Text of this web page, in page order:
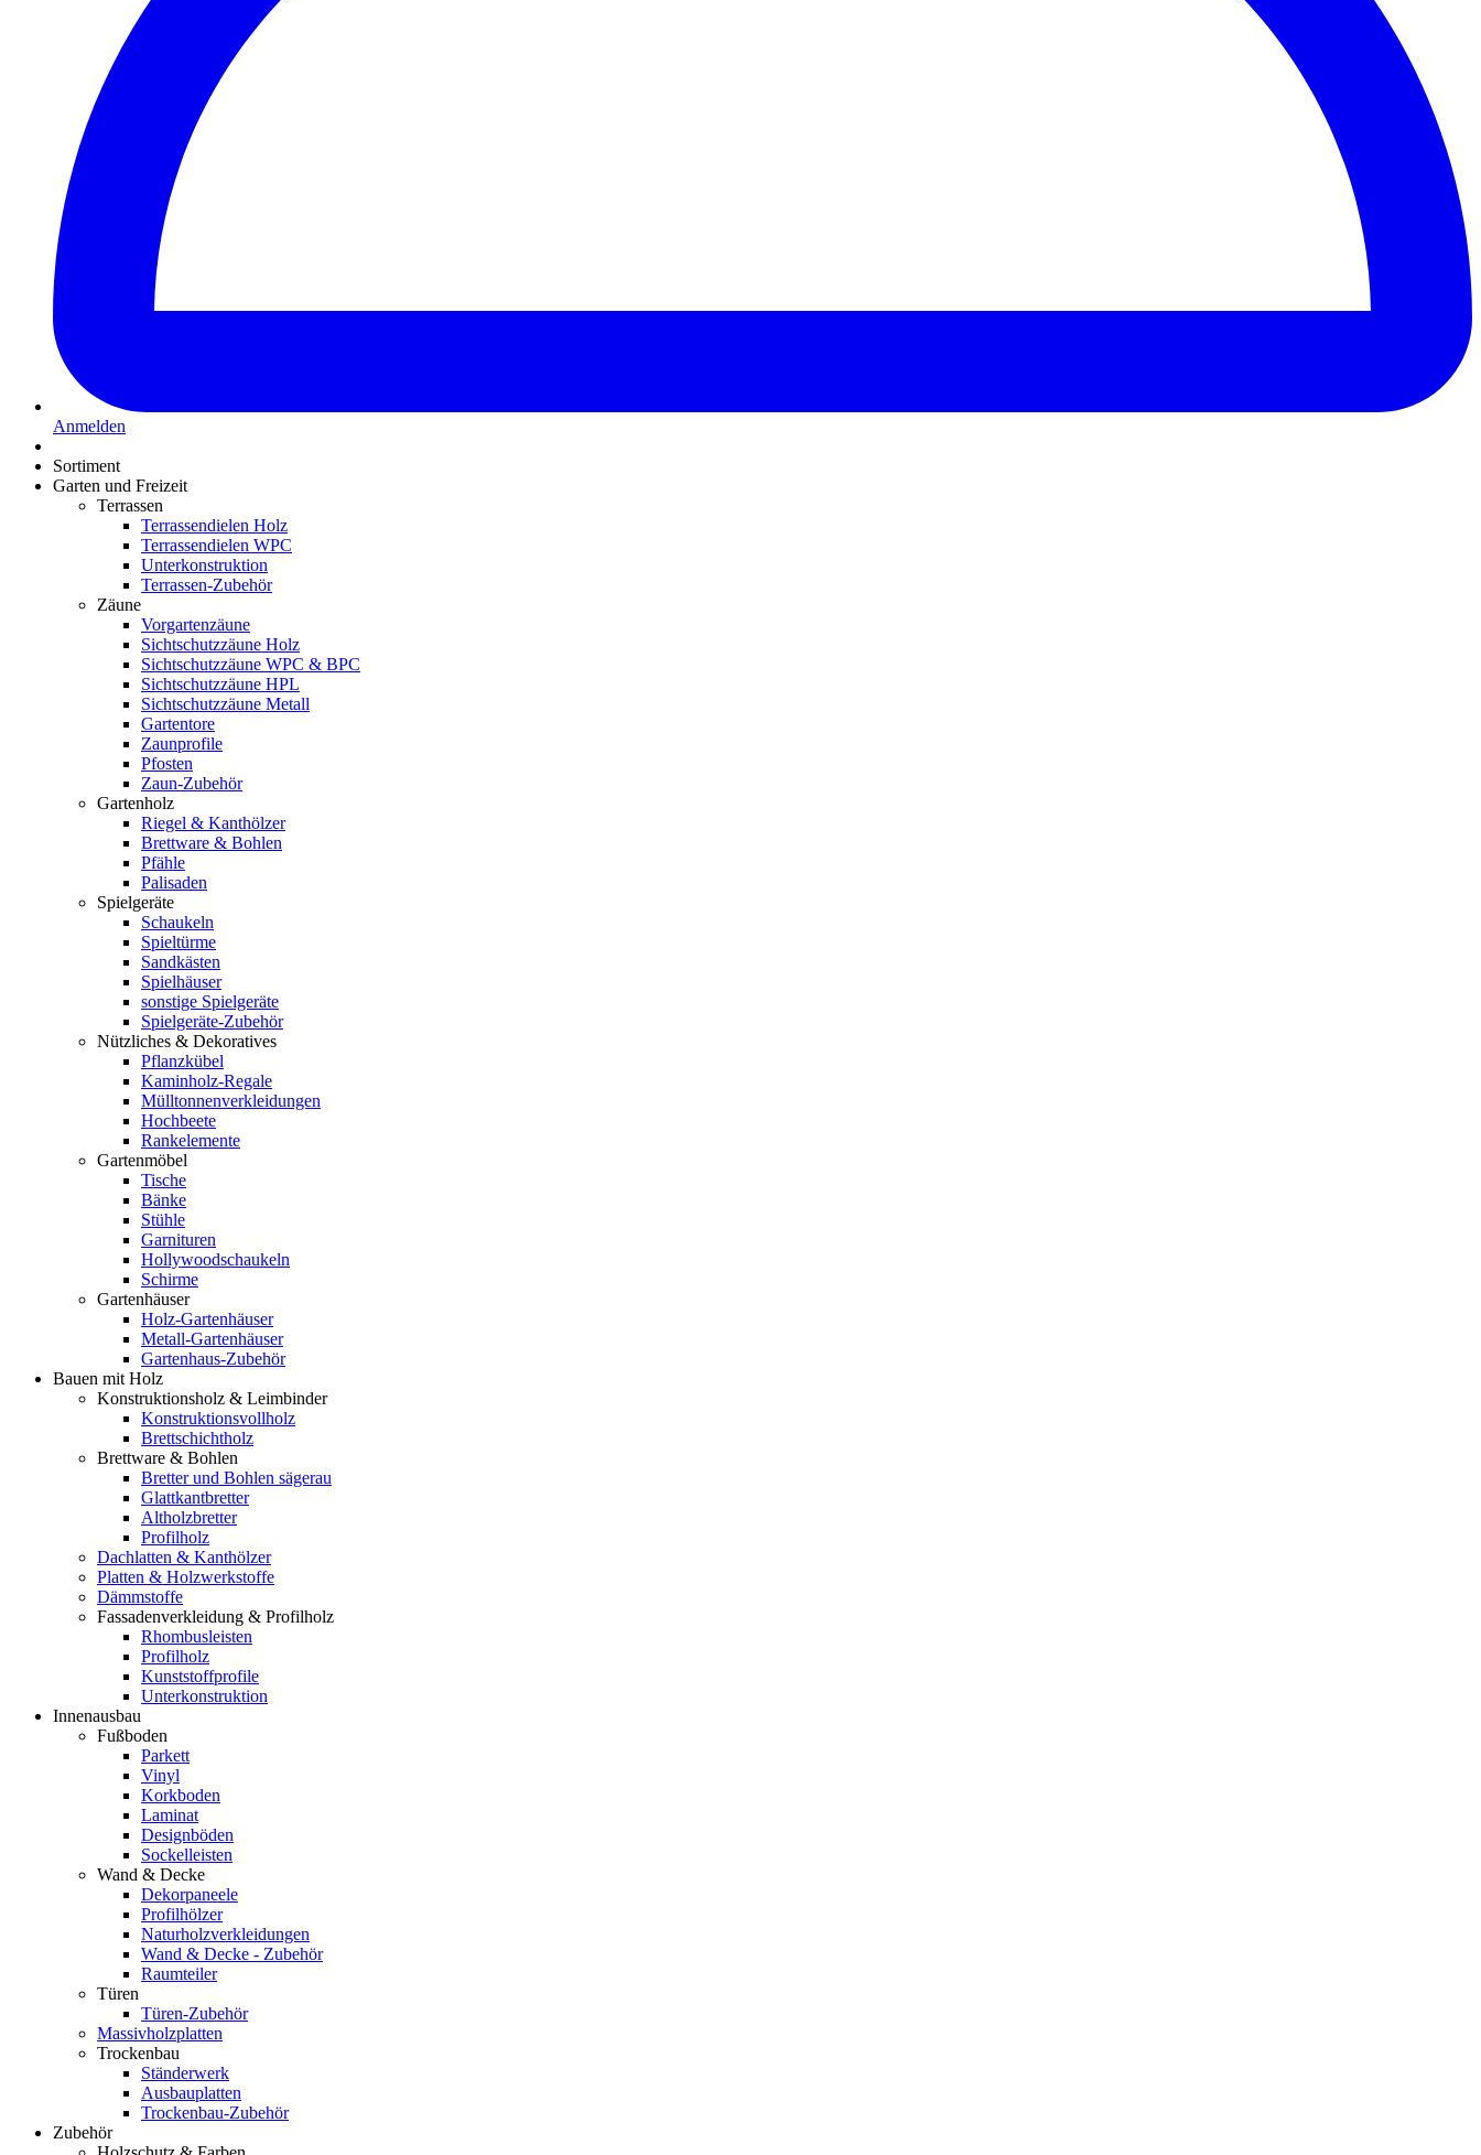
Anmelden
Sortiment
Garten und Freizeit
Terrassen
Terrassendielen Holz
Terrassendielen WPC
Unterkonstruktion
Terrassen-Zubehör
Zäune
Vorgartenzäune
Sichtschutzzäune Holz
Sichtschutzzäune WPC & BPC
Sichtschutzzäune HPL
Sichtschutzzäune Metall
Gartentore
Zaunprofile
Pfosten
Zaun-Zubehör
Gartenholz
Riegel & Kanthölzer
Brettware & Bohlen
Pfähle
Palisaden
Spielgeräte
Schaukeln
Spieltürme
Sandkästen
Spielhäuser
sonstige Spielgeräte
Spielgeräte-Zubehör
Nützliches & Dekoratives
Pflanzkübel
Kaminholz-Regale
Mülltonnenverkleidungen
Hochbeete
Rankelemente
Gartenmöbel
Tische
Bänke
Stühle
Garnituren
Hollywoodschaukeln
Schirme
Gartenhäuser
Holz-Gartenhäuser
Metall-Gartenhäuser
Gartenhaus-Zubehör
Bauen mit Holz
Konstruktionsholz & Leimbinder
Konstruktionsvollholz
Brettschichtholz
Brettware & Bohlen
Bretter und Bohlen sägerau
Glattkantbretter
Altholzbretter
Profilholz
Dachlatten & Kanthölzer
Platten & Holzwerkstoffe
Dämmstoffe
Fassadenverkleidung & Profilholz
Rhombusleisten
Profilholz
Kunststoffprofile
Unterkonstruktion
Innenausbau
Fußboden
Parkett
Vinyl
Korkboden
Laminat
Designböden
Sockelleisten
Wand & Decke
Dekorpaneele
Profilhölzer
Naturholzverkleidungen
Wand & Decke - Zubehör
Raumteiler
Türen
Türen-Zubehör
Massivholzplatten
Trockenbau
Ständerwerk
Ausbauplatten
Trockenbau-Zubehör
Zubehör